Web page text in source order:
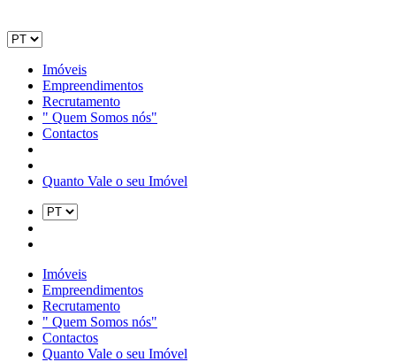
Imóveis
Empreendimentos
Recrutamento
" Quem Somos nós"
Contactos
Quanto Vale o seu Imóvel
Imóveis
Empreendimentos
Recrutamento
" Quem Somos nós"
Contactos
Quanto Vale o seu Imóvel